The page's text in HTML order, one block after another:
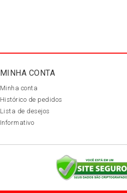
MINHA CONTA
Minha conta
Histórico de pedidos
Lista de desejos
Informativo